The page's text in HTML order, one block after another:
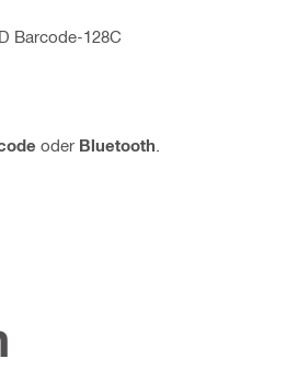
Barcode-128C
oder Bluetooth